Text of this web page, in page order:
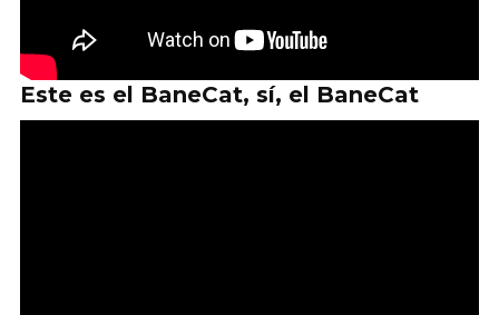
Este es el BaneCat, sí, el BaneCat